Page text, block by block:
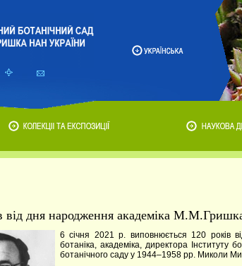
від дня народження академіка
6 січня 2021 р. виповнюється 120 років
ботаніка, академіка, директора
ботанічного саду у 1944–1958 рр. Миколи